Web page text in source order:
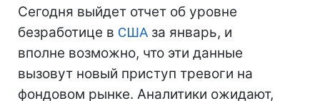
Сегодня выйдет отчет об уровне
безработице в США за январь, и
вполне возможно, что эти данные
вызовут новый приступ тревоги на
фондовом рынке. Аналитики ожидают,